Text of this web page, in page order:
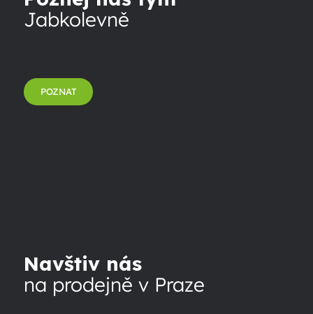
Jabkolevně
POZNAT
Navštiv nás
na prodejně v Praze